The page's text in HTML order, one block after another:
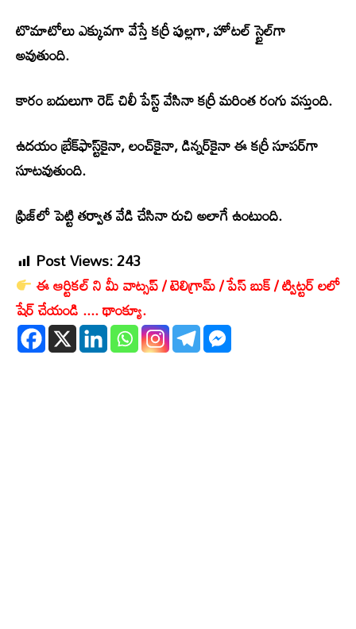
టొమాటోలు ఎక్కువగా వేస్తే కర్రీ పుల్లగా, హోటల్ స్టైల్‌గా
అవుతుంది.
కారం బదులుగా రెడ్‌ చిలీ పేస్ట్ వేసినా కర్రీ మరింత రంగు వస్తుంది.
ఉదయం బ్రేక్‌ఫాస్ట్‌కైనా, లంచ్‌కైనా, డిన్నర్‌కైనా ఈ కర్రీ సూపర్‌గా
సూటవుతుంది.
ఫ్రిజ్‌లో పెట్టి తర్వాత వేడి చేసినా రుచి అలాగే ఉంటుంది.
Post Views:243
ఈ ఆర్టికల్ ని మీ వాట్సప్ / టెలిగ్రామ్ / పేస్ బుక్ / ట్విట్టర్ లలో
షేర్ చేయండి .... థాంక్యూ.